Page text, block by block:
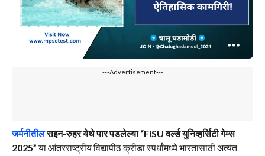
---Advertisement---
जर्मनीतीलराइन-रुहर येथे पार पडलेल्या “FISU वर्ल्ड युनिव्हर्सिटी गेम्स
2025”या आंतरराष्ट्रीय विद्यापीठ क्रीडा स्पर्धांमध्ये भारतासाठी अत्यंत